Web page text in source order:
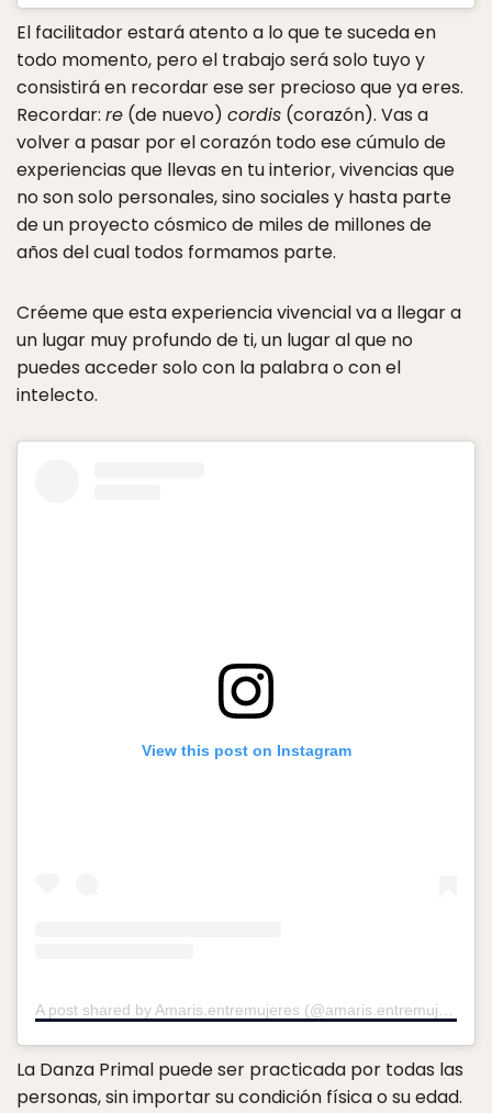
El facilitador estará atento a lo que te suceda en
todo momento, pero el trabajo será solo tuyo y
consistirá en recordar ese ser precioso que ya eres.
Recordar: re (de nuevo) cordis (corazón). Vas a
volver a pasar por el corazón todo ese cúmulo de
experiencias que llevas en tu interior, vivencias que
no son solo personales, sino sociales y hasta parte
de un proyecto cósmico de miles de millones de
años del cual todos formamos parte.
Créeme que esta experiencia vivencial va a llegar a
un lugar muy profundo de ti, un lugar al que no
puedes acceder solo con la palabra o con el
intelecto.
View this post on Instagram
A post shared by Amaris.entremujeres (@amaris.entremujeres)
La Danza Primal puede ser practicada por todas las
personas, sin importar su condición física o su edad.